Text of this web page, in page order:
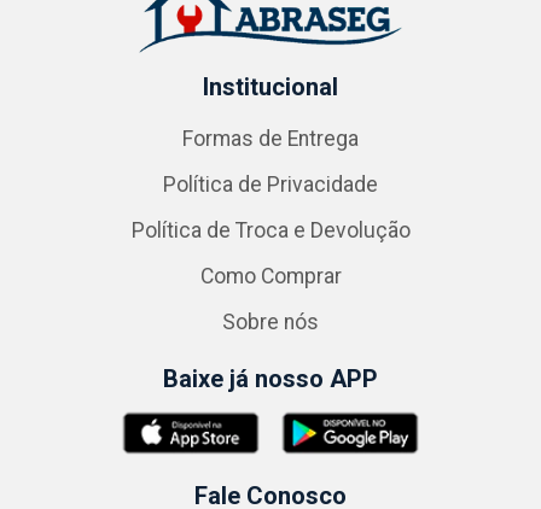
Institucional
Formas de Entrega
Política de Privacidade
Política de Troca e Devolução
Como Comprar
Sobre nós
Baixe já nosso APP
Fale Conosco